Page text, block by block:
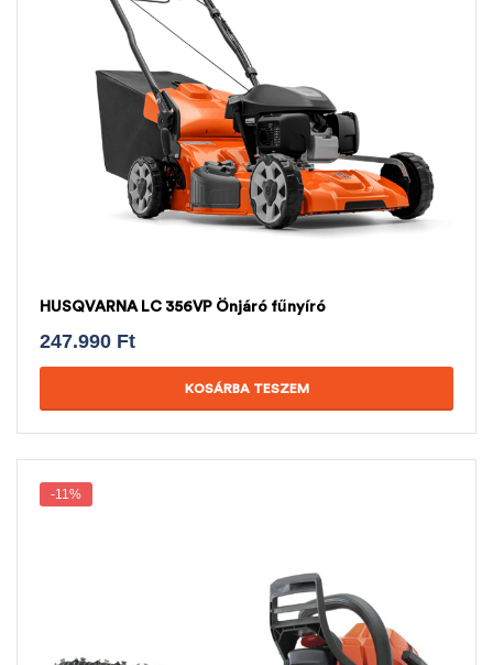
HUSQVARNA LC 356VP Önjáró fűnyíró
247.990 Ft
KOSÁRBA TESZEM
-11%